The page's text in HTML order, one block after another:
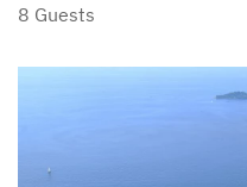
8 Guests